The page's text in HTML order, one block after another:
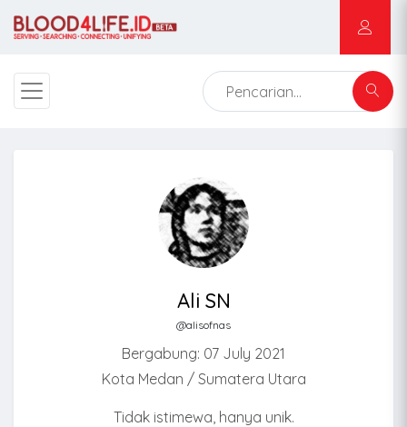
Ali SN
@alisofnas
Bergabung: 07 July 2021
Kota Medan / Sumatera Utara
Tidak istimewa, hanya unik.